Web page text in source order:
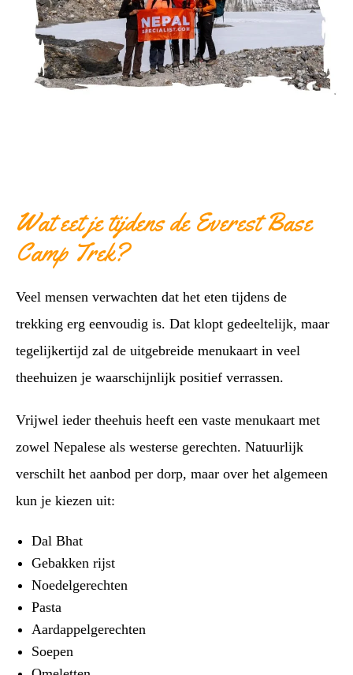
Wat eet je tijdens de Everest Base
Camp Trek?
Veel mensen verwachten dat het eten tijdens de
trekking erg eenvoudig is. Dat klopt gedeeltelijk, maar
tegelijkertijd zal de uitgebreide menukaart in veel
theehuizen je waarschijnlijk positief verrassen.
Vrijwel ieder theehuis heeft een vaste menukaart met
zowel Nepalese als westerse gerechten. Natuurlijk
verschilt het aanbod per dorp, maar over het algemeen
kun je kiezen uit:
Dal Bhat
Gebakken rijst
Noedelgerechten
Pasta
Aardappelgerechten
Soepen